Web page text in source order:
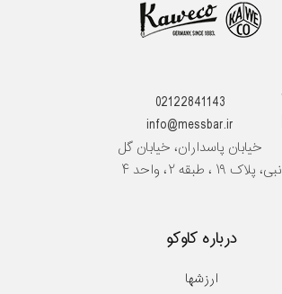
02122841143
info@messbar.ir
خیابان پاسداران، خیابان گل
نبی، پلاک ۱۹ ، طبقه ۲، واحد ۴
درباره کاوکو
ارزشها